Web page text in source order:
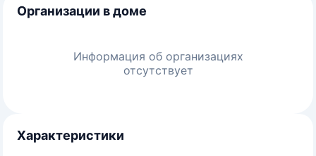
Организации в доме
Информация об организациях
отсутствует
Характеристики